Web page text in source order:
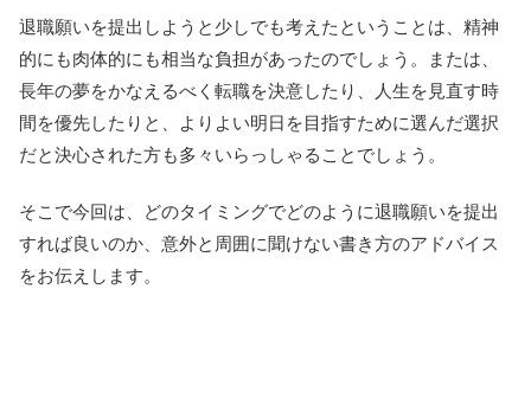
退職願いを提出しようと少しでも考えたということは、精神
的にも肉体的にも相当な負担があったのでしょう。または、
長年の夢をかなえるべく転職を決意したり、人生を見直す時
間を優先したりと、よりよい明日を目指すために選んだ選択
だと決心された方も多々いらっしゃることでしょう。
そこで今回は、どのタイミングでどのように退職願いを提出
すれば良いのか、意外と周囲に聞けない書き方のアドバイス
をお伝えします。